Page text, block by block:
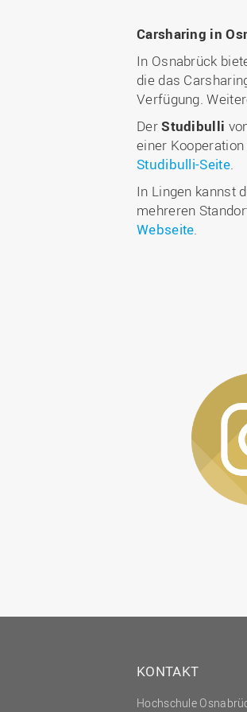
Carsharing in
In Osnabrück
die das
Verfügung.
DerStudibulli
einer
Studibulli-Seite.
In Lingen kannst
mehreren
Webseite.
KONTAKT
Hochschule